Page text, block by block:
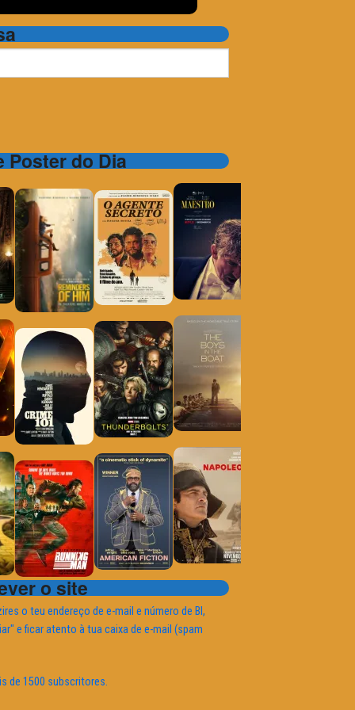
Poster do Dia
o site
o teu endereço de e-mail e número de BI,
e ficar atento à tua caixa de e-mail (spam
de 1500 subscritores.